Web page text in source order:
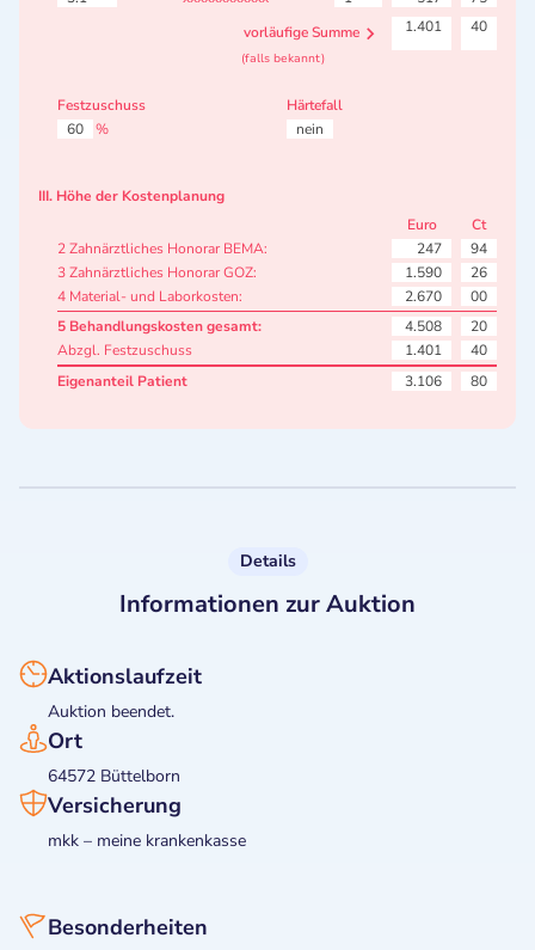
vorläufige Summe
1.401 40
(falls bekannt)
Festzuschuss
60
%
Härtefall
nein
III. Höhe der Kostenplanung
Euro
Ct
2 Zahnärztliches Honorar BEMA:
247
94
3 Zahnärztliches Honorar GOZ:
1.590
26
4 Material- und Laborkosten:
2.670
00
5 Behandlungskosten gesamt:
4.508
20
Abzgl. Festzuschuss
1.401
40
Eigenanteil Patient
3.106 80
Details
Informationen zur Auktion
Aktionslaufzeit
Auktion beendet.
Ort
64572 Büttelborn
Versicherung
mkk – meine krankenkasse
Besonderheiten